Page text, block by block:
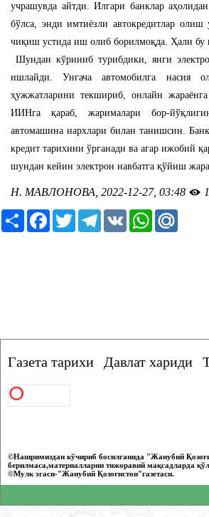
учрашувда айтди. Илгари банклар
бўлса, энди имтиёзли автокредитлар
чиқиш устида иш олиб борилмоқда. Ҳали бу
Шундан кўриниб турибдики, янги
ишлайди. Унгача автомобилга насия
ҳужжатларини текшириб, онлайн
ИИНга қараб, жарималари бор-
автомашина нархлари билан танишсин.
кредит тарихини ўрганади ва агар ижобий
шундан кейин электрон навбатга қўйиш
Н. МАВЛОНОВА, 2022-12-27, 03:48
РесурсFacebook
TwitterTelegram
VK WhatsApp
Газета тарихи Давлат хариди
©Нашримиздан кўчириб босилганида "Жанубий
берилмаса,материалларни тижоравий мақсадларда
©Мулк эгаси-"Жанубий Қозоғистон"газетаси.